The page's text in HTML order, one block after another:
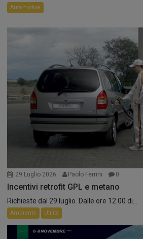
Automotive
29 Luglio 2026 Paolo Ferrini 0
Incentivi retrofit GPL e metano
Richieste dal 29 luglio. Dalle ore 12.00 di...
Ambiente Utilità